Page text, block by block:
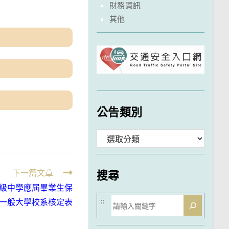
下一篇文章
中學應屆畢業生保
般大學校系核定表
財務資訊
其他
公告類別
類
搜尋
搜
尋
:::